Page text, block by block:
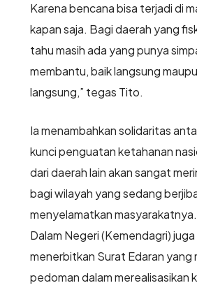
Karena bencana bisa terjadi di
kapan saja. Bagi daerah yang
tahu masih ada yang punya
membantu, baik langsung
langsung,” tegas Tito.
Ia menambahkan solidaritas
kunci penguatan ketahanan
dari daerah lain akan sangat
bagi wilayah yang sedang
menyelamatkan
Dalam Negeri (Kemendagri)
menerbitkan Surat Edaran yang
pedoman dalam merealisasikan